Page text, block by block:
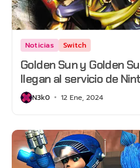
Noticias Switch
Golden Sun y Golden
llegan al servicio de
N3k0 12 Ene, 2024